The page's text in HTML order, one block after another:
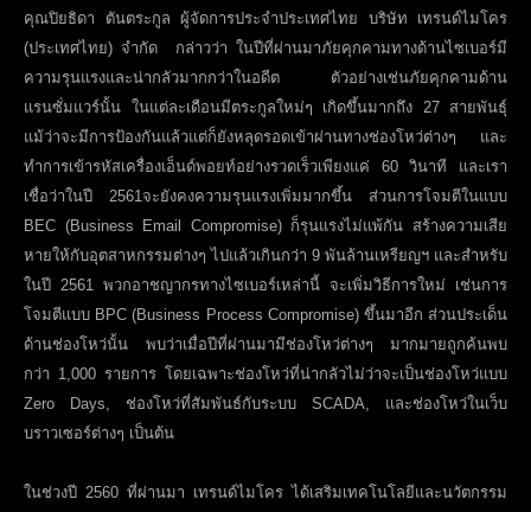
คุณปิยธิดา ตันตระกูล ผู้จัดการประจำประเทศไทย บริษัท เทรนด์ไมโคร
(ประเทศไทย) จำกัด
กล่าวว่า ในปีที่ผ่านมาภัยคุกคามทางด้านไซเบอร์มี
ความรุนแรงและน่ากลัวมากกว่าในอดีต ตัวอย่างเช่นภัยคุกคามด้าน
แรนซั่มแวร์นั้น ในแต่ละเดือนมีตระกูลใหม่ๆ เกิดขึ้นมากถึง 27 สายพันธุ์
แม้ว่าจะมีการป้องกันแล้วแต่ก็ยังหลุดรอดเข้าผ่านทางช่องโหว่ต่างๆ และ
ทำการเข้ารหัสเครื่องเอ็นด์พอยท์อย่างรวดเร็วเพียงแค่ 60 วินาที และเรา
เชื่อว่าในปี 2561จะยังคงความรุนแรงเพิ่มมากขึ้น ส่วนการโจมตีในแบบ
BEC (Business Email Compromise) ก็รุนแรงไม่แพ้กัน สร้างความเสีย
หายให้กับอุตสาหกรรมต่างๆ ไปแล้วเกินกว่า 9 พันล้านเหรียญฯ และสำหรับ
ในปี 2561 พวกอาชญากรทางไซเบอร์เหล่านี้ จะเพิ่มวิธีการใหม่ เช่นการ
โจมตีแบบ BPC (Business Process Compromise) ขึ้นมาอีก ส่วนประเด็น
ด้านช่องโหว่นั้น พบว่าเมื่อปีที่ผ่านมามีช่องโหว่ต่างๆ มากมายถูกค้นพบ
กว่า 1,000 รายการ โดยเฉพาะช่องโหว่ที่น่ากลัวไม่ว่าจะเป็นช่องโหว่แบบ
Zero Days, ช่องโหว่ที่สัมพันธ์กับระบบ SCADA, และช่องโหว่ในเว็บ
บราวเซอร์ต่างๆ เป็นต้น
ในช่วงปี 2560 ที่ผ่านมา เทรนด์ไมโคร ได้เสริมเทคโนโลยีและนวัตกรรม